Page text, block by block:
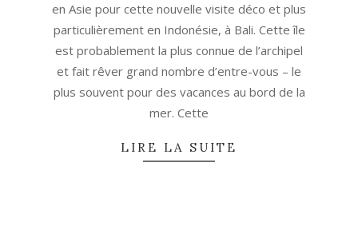
en Asie pour cette nouvelle visite déco et plus
particulièrement en Indonésie, à Bali. Cette île
est probablement la plus connue de l’archipel
et fait rêver grand nombre d’entre-vous – le
plus souvent pour des vacances au bord de la
mer. Cette
LIRE LA SUITE